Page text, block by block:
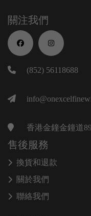
關注我們
(852) 56118688
香港金鐘金鐘道
售後服務
換貨和退款
關於我們
聯絡我們